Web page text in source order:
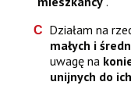
Działam na
małych i
uwagę na
unijnych do